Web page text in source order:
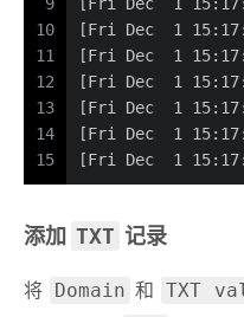
10
11
12
13
14
15
[Fri Dec  1
[Fri Dec  1
[Fri Dec  1
[Fri Dec  1
[Fri Dec  1
[Fri Dec  1
添加 TXT 记录
将 Domain 和 TXT